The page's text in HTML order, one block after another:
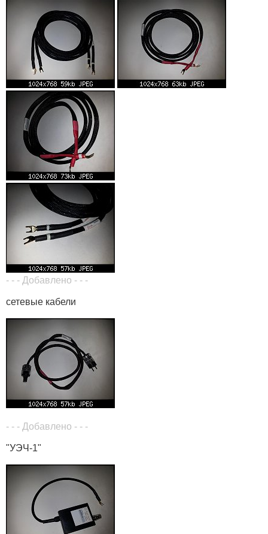
- - - Добавлено - - -
сетевые кабели
- - - Добавлено - - -
"УЭЧ-1"